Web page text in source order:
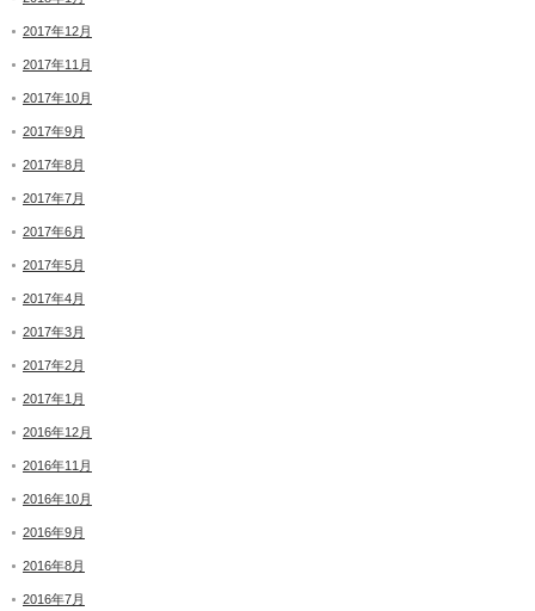
2017年12月
2017年11月
2017年10月
2017年9月
2017年8月
2017年7月
2017年6月
2017年5月
2017年4月
2017年3月
2017年2月
2017年1月
2016年12月
2016年11月
2016年10月
2016年9月
2016年8月
2016年7月